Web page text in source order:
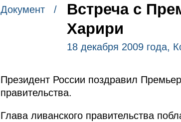
Документ /
Встреча с
Харири
18 декабря 2009 года,
Президент России поздравил
правительства.
Глава ливанского правительства